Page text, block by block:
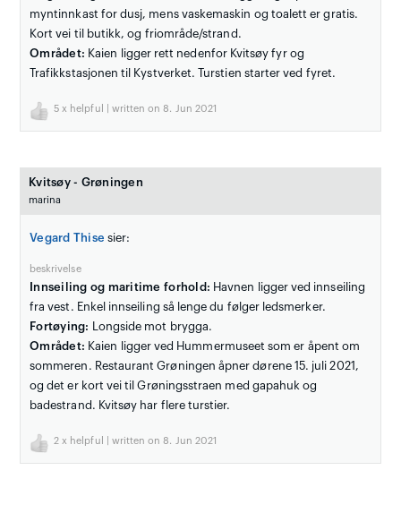
myntinnkast for dusj, mens vaskemaskin og toalett er gratis.
Kort vei til butikk, og friområde/strand.
Området: Kaien ligger rett nedenfor Kvitsøy fyr og
Trafikkstasjonen til Kystverket. Turstien starter ved fyret.
5 x helpful | written on 8. Jun 2021
Kvitsøy - Grøningen
marina
Vegard Thise sier:
beskrivelse
Innseiling og maritime forhold: Havnen ligger ved innseiling
fra vest. Enkel innseiling så lenge du følger ledsmerker.
Fortøying:
Longside mot brygga.
Området: Kaien ligger ved Hummermuseet som er åpent om
sommeren. Restaurant Grøningen åpner dørene 15. juli 2021,
og det er kort vei til Grøningsstraen med gapahuk og
badestrand. Kvitsøy har flere turstier.
2 x helpful | written on 8. Jun 2021